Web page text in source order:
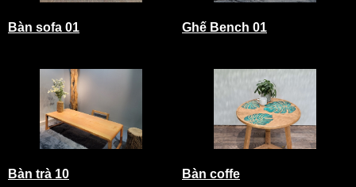
Bàn sofa 01 Ghế Bench 01
Bàn trà 10 Bàn coffe